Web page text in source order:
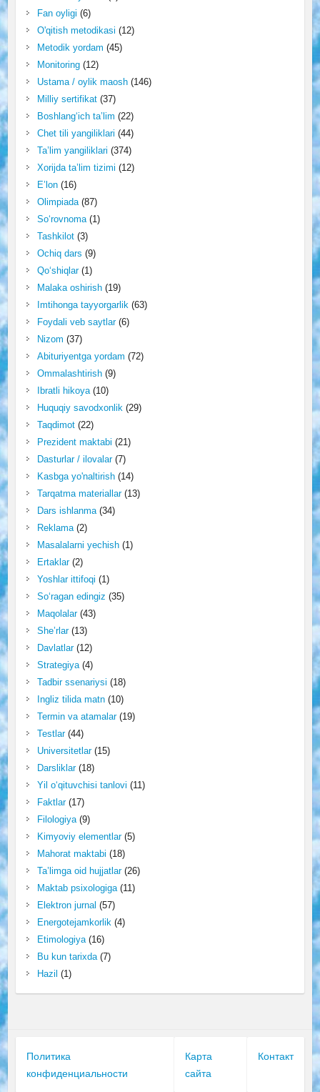
Fan oyligi (6)
O'qitish metodikasi (12)
Metodik yordam (45)
Monitoring(12)
Ustama / oylik maosh(146)
Milliy sertifikat(37)
Boshlang‘ich ta’lim (22)
Chet tili yangiliklari (44)
Ta’lim yangiliklari (374)
Xorijda ta’lim tizimi (12)
E’lon(16)
Olimpiada(87)
So‘rovnoma(1)
Tashkilot(3)
Ochiq dars (9)
Qo‘shiqlar(1)
Malaka oshirish(19)
Imtihonga tayyorgarlik(63)
Foydali veb saytlar(6)
Nizom (37)
Abituriyentga yordam (72)
Ommalashtirish(9)
Ibratli hikoya(10)
Huquqiy savodxonlik(29)
Taqdimot(22)
Prezident maktabi (21)
Dasturlar / ilovalar(7)
Kasbga yo'naltirish(14)
Tarqatma materiallar(13)
Dars ishlanma(34)
Reklama(2)
Masalalarni yechish(1)
Ertaklar(2)
Yoshlar ittifoqi (1)
So‘ragan edingiz (35)
Maqolalar(43)
She’rlar(13)
Davlatlar(12)
Strategiya(4)
Tadbir ssenariysi (18)
Ingliz tilida matn(10)
Termin va atamalar(19)
Testlar(44)
Universitetlar(15)
Darsliklar(18)
Yil o‘qituvchisi tanlovi (11)
Faktlar(17)
Filologiya(9)
Kimyoviy elementlar(5)
Mahorat maktabi (18)
Ta’limga oid hujjatlar(26)
Maktab psixologiga(11)
Elektron jurnal (57)
Energotejamkorlik(4)
Etimologiya(16)
Bu kun tarixda(7)
Hazil (1)
Политика
конфиденциальности
Карта
сайта
Контакт